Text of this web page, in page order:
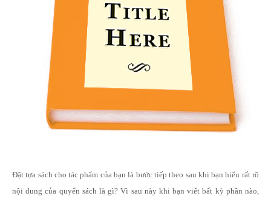
Đặt tựa sách cho tác phẩm của bạn là bước tiếp theo sau khi bạn hiểu rất rõ
nội dung của quyển sách là gì? Vì sau này khi bạn viết bất kỳ phần nào,